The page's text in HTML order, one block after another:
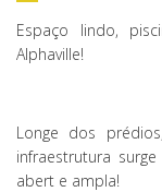
Espaço lindo,
Alphaville!
Longe dos
infraestrutura
abert e ampla!